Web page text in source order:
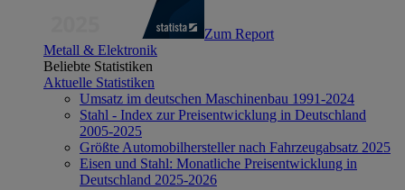
Zum Report
Metall & Elektronik
Beliebte Statistiken
Aktuelle Statistiken
Umsatz im deutschen Maschinenbau 1991-2024
Stahl - Index zur Preisentwicklung in Deutschland
2005-2025
Größte Automobilhersteller nach Fahrzeugabsatz 2025
Eisen und Stahl: Monatliche Preisentwicklung in
Deutschland 2025-2026